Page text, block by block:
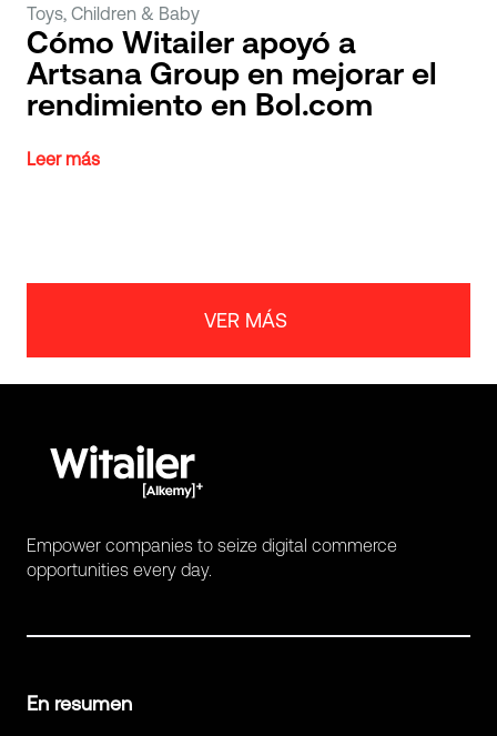
Toys, Children & Baby
Cómo Witailer apoyó a
Artsana Group en mejorar el
rendimiento en Bol.com
Leer más
VER MÁS
Empower companies to seize digital commerce
opportunities every day.
En resumen